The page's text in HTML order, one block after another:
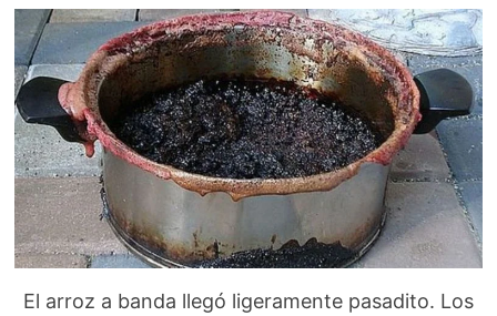
El arroz a banda llegó ligeramente pasadito. Los